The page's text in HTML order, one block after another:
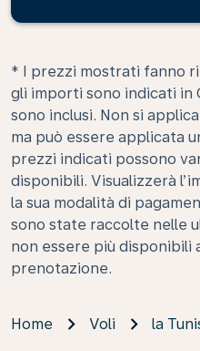
* I prezzi mostrati fanno
gli importi sono indicati in
sono inclusi. Non si
ma può essere applicata
prezzi indicati possono
disponibili. Visualizzerà
la sua modalità di
sono state raccolte nelle
non essere più disponibili
prenotazione.
Home Voli la